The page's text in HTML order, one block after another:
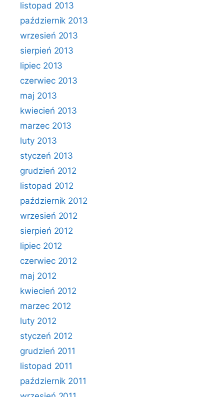
listopad 2013
październik 2013
wrzesień 2013
sierpień 2013
lipiec 2013
czerwiec 2013
maj 2013
kwiecień 2013
marzec 2013
luty 2013
styczeń 2013
grudzień 2012
listopad 2012
październik 2012
wrzesień 2012
sierpień 2012
lipiec 2012
czerwiec 2012
maj 2012
kwiecień 2012
marzec 2012
luty 2012
styczeń 2012
grudzień 2011
listopad 2011
październik 2011